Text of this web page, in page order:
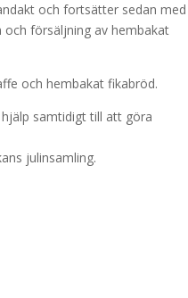
och fortsätter sedan med
försäljning av hembakat
och hembakat fikabröd.
samtidigt till att göra
julinsamling.